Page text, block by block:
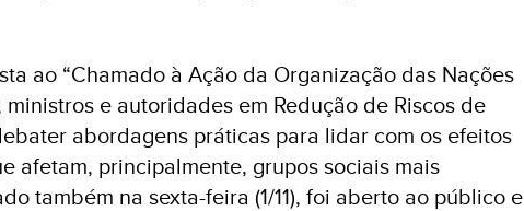
ao “Chamado à Ação da Organização das Nações
e autoridades em Redução de Riscos de
abordagens práticas para lidar com os efeitos
afetam, principalmente, grupos sociais mais
também na sexta-feira (1/11), foi aberto ao público e